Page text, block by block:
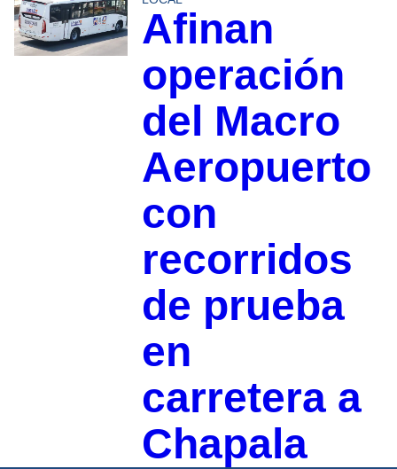
Afinan
operación
del Macro
Aeropuerto
con
recorridos
de prueba
en
carretera a
Chapala